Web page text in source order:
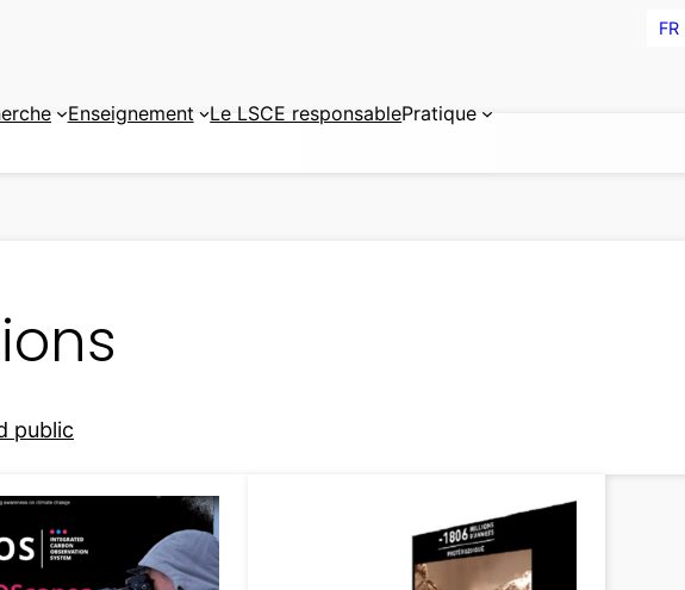
FR
Enseignement Le LSCE responsablePratique
public